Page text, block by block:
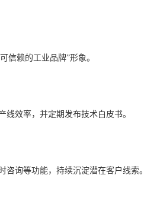
赖的工业品牌”形象。
效率，并定期发布技术白皮书。
询等功能，持续沉淀潜在客户线索。